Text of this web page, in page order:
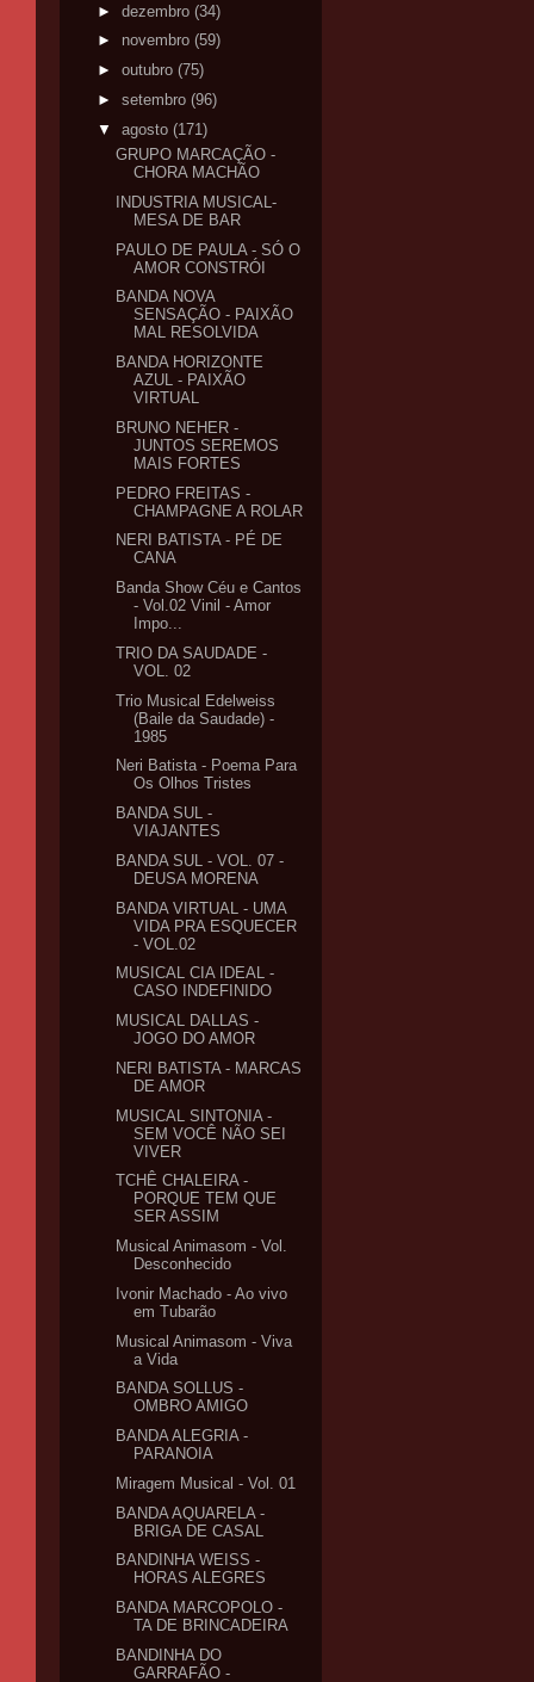
► dezembro (34)
► novembro (59)
► outubro (75)
► setembro (96)
▼ agosto (171)
GRUPO MARCAÇÃO -
CHORA MACHÃO
INDUSTRIA MUSICAL-
MESA DE BAR
PAULO DE PAULA - SÓ O
AMOR CONSTRÓI
BANDA NOVA
SENSAÇÃO - PAIXÃO
MAL RESOLVIDA
BANDA HORIZONTE
AZUL - PAIXÃO
VIRTUAL
BRUNO NEHER -
JUNTOS SEREMOS
MAIS FORTES
PEDRO FREITAS -
CHAMPAGNE A ROLAR
NERI BATISTA - PÉ DE
CANA
Banda Show Céu e Cantos
- Vol.02 Vinil - Amor
Impo...
TRIO DA SAUDADE -
VOL. 02
Trio Musical Edelweiss
(Baile da Saudade) -
1985
Neri Batista - Poema Para
Os Olhos Tristes
BANDA SUL -
VIAJANTES
BANDA SUL - VOL. 07 -
DEUSA MORENA
BANDA VIRTUAL - UMA
VIDA PRA ESQUECER
- VOL.02
MUSICAL CIA IDEAL -
CASO INDEFINIDO
MUSICAL DALLAS -
JOGO DO AMOR
NERI BATISTA - MARCAS
DE AMOR
MUSICAL SINTONIA -
SEM VOCÊ NÃO SEI
VIVER
TCHÊ CHALEIRA -
PORQUE TEM QUE
SER ASSIM
Musical Animasom - Vol.
Desconhecido
Ivonir Machado - Ao vivo
em Tubarão
Musical Animasom - Viva
a Vida
BANDA SOLLUS -
OMBRO AMIGO
BANDA ALEGRIA -
PARANOIA
Miragem Musical - Vol. 01
BANDA AQUARELA -
BRIGA DE CASAL
BANDINHA WEISS -
HORAS ALEGRES
BANDA MARCOPOLO -
TA DE BRINCADEIRA
BANDINHA DO
GARRAFÃO -